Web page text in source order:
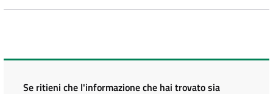
Se ritieni che l'informazione che hai trovato sia